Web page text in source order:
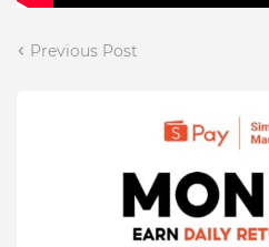
Previous Post